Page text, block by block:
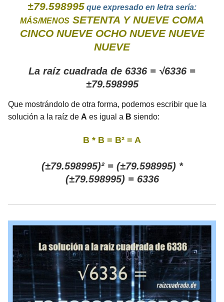
±79.598995 que expresado en letra sería:
MÁS/MENOS SETENTA Y NUEVE COMA
CINCO NUEVE OCHO NUEVE NUEVE
NUEVE
La raíz cuadrada de 6336 = √6336 =
±79.598995
Que mostrándolo de otra forma, podemos escribir que la
solución a la raíz de A es igual a B siendo:
B * B = B² = A
(±79.598995)² = (±79.598995) *
(±79.598995) = 6336